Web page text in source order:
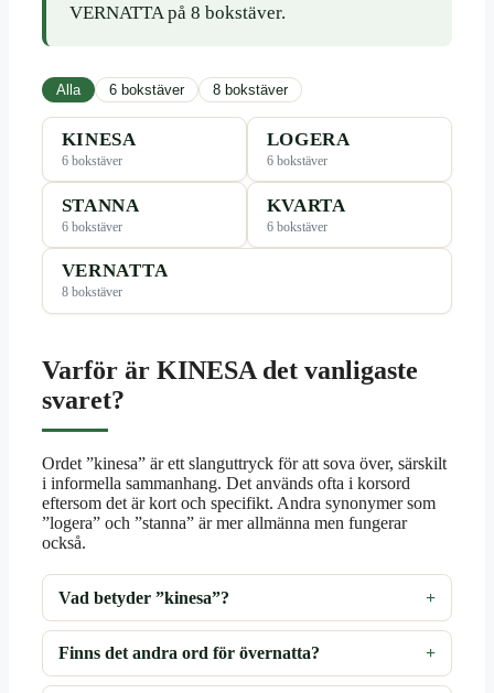
VERNATTA på 8 bokstäver.
Alla 6 bokstäver 8 bokstäver
KINESA
6 bokstäver
LOGERA
6 bokstäver
STANNA
6 bokstäver
KVARTA
6 bokstäver
VERNATTA
8 bokstäver
Varför är KINESA det vanligaste
svaret?
Ordet ”kinesa” är ett slanguttryck för att sova över, särskilt
i informella sammanhang. Det används ofta i korsord
eftersom det är kort och specifikt. Andra synonymer som
”logera” och ”stanna” är mer allmänna men fungerar
också.
Vad betyder ”kinesa”?
Finns det andra ord för övernatta?